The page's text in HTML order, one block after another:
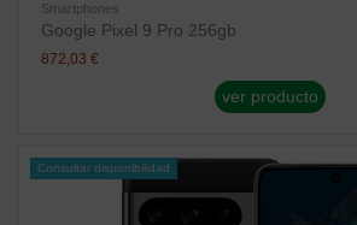
Smartphones
Google Pixel 9 Pro 256gb
872,03 €
ver producto
Consultar disponibilidad